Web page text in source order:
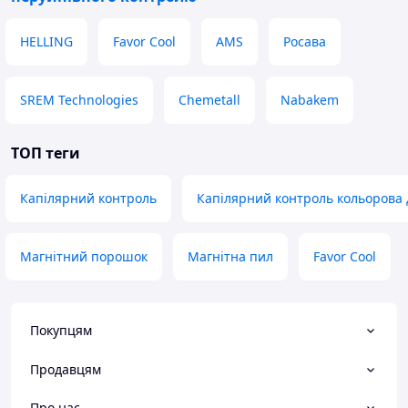
HELLING Favor Cool AMS Росава
SREM Technologies Chemetall Nabakem
ТОП теги
Капілярний контроль Капілярний контроль кольорова
Магнітний порошок Магнітна пил Favor Cool
Покупцям
Продавцям